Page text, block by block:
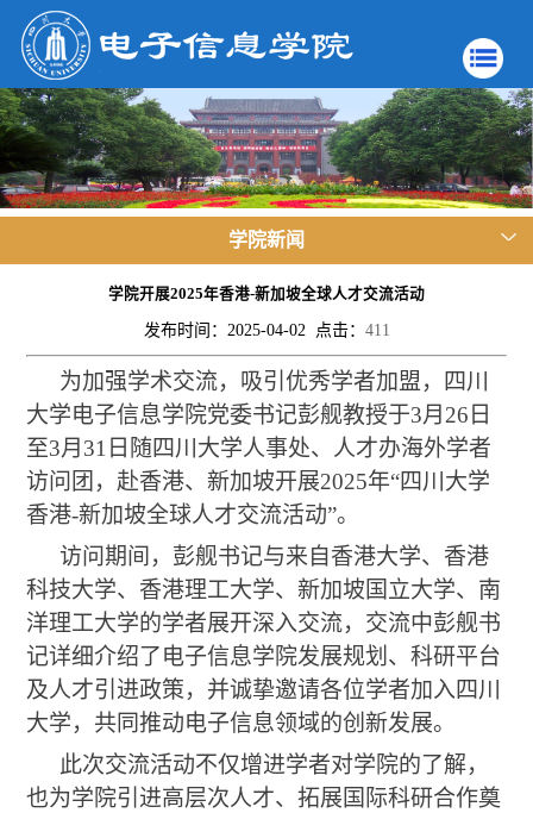
学院新闻
学院开展2025年香港-新加坡全球人才交流活动
发布时间：2025-04-02 点击： 411
为加强学术交流，吸引优秀学者加盟，四川
大学电子信息学院党委书记彭舰教授于3月26日
至3月31日随四川大学人事处、 人才办海外学者
访问团，赴香港、新加坡开展2025年“四川大学
香港-新加坡全球人才交流活动”。
访问期间，彭舰书记与来自香港大学、香港
科技大学、香港理工大学、新加坡国立大学、南
洋理工大学的学者展开深入交流， 交流中彭舰书
记详细介绍了电子信息学院发展规划、科研平台
及人才引进政策， 并诚挚邀请各位学者加入四川
大学，共同推动电子信息领域的创新发展。
此次交流活动不仅增进学者对学院的了解，
也为学院引进高层次人才、拓展国际科研合作奠